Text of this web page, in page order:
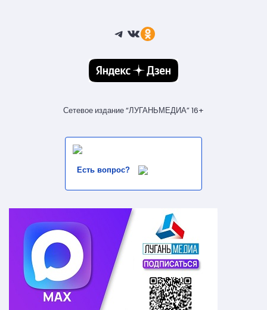
Telegram
ВКонтакте
Ссылка
Сетевое издание “ЛУГАНЬМЕДИА” 16+
Есть вопрос?